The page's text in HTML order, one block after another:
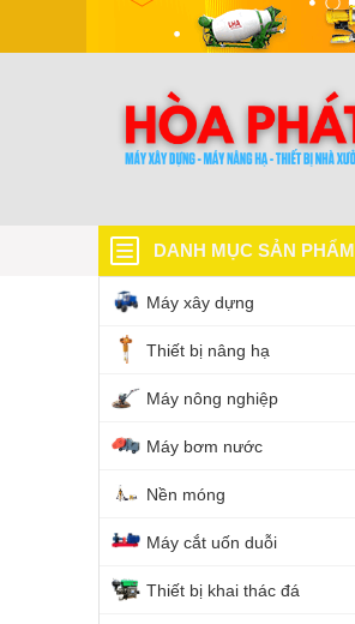
DANH MỤC SẢN PHẨM
Máy xây dựng
Thiết bị nâng hạ
Máy nông nghiệp
Máy bơm nước
Nền móng
Máy cắt uốn duỗi
Thiết bị khai thác đá